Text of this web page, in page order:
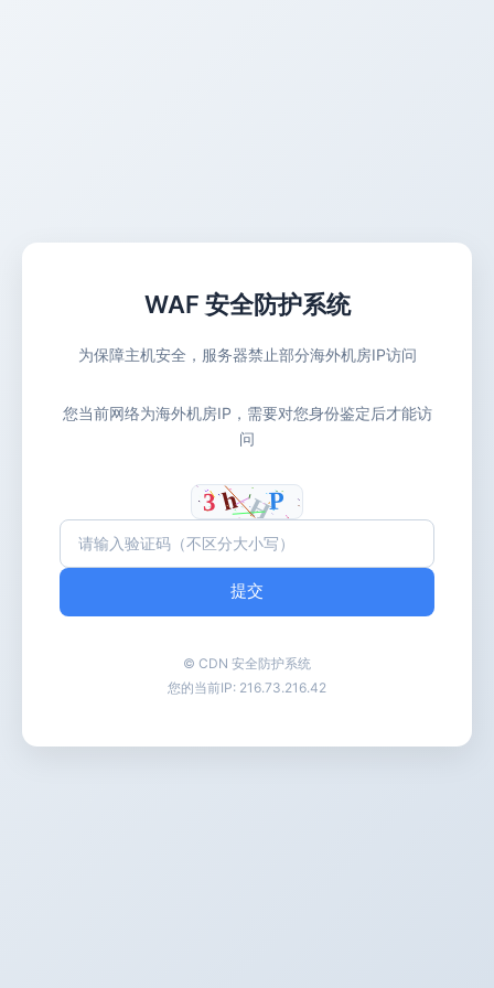
WAF 安全防护系统
为保障主机安全，服务器禁止部分海外机房IP访问
您当前网络为海外机房IP，需要对您身份鉴定后才能访
问
提交
© CDN 安全防护系统
您的当前IP: 216.73.216.42